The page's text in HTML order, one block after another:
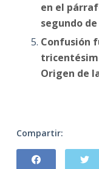
en el
segundo
Confusión
Origen de
Compartir: